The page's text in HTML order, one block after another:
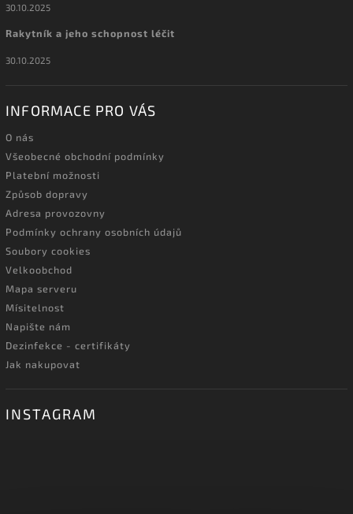
30.10.2025
Rakytník a jeho schopnost léčit
30.10.2025
INFORMACE PRO VÁS
O nás
Všeobecné obchodní podmínky
Platební možnosti
Způsob dopravy
Adresa provozovny
Podmínky ochrany osobních údajů
Soubory cookies
Velkoobchod
Mapa serveru
Mísitelnost
Napište nám
Dezinfekce - certifikáty
Jak nakupovat
INSTAGRAM